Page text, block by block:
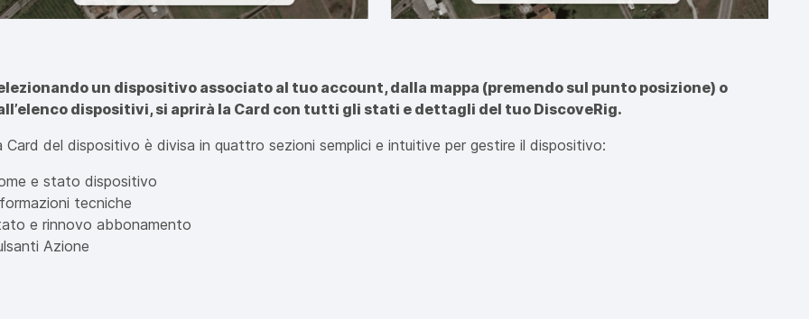
un dispositivo associato al tuo account, dalla mappa (premendo sul punto posizione) o
dispositivi, si aprirà la Card con tutti gli stati e dettagli del tuo DiscoveRig.
Card del dispositivo è divisa in quattro sezioni semplici e intuitive per gestire il dispositivo:
e stato dispositivo
tecniche
e rinnovo abbonamento
Azione